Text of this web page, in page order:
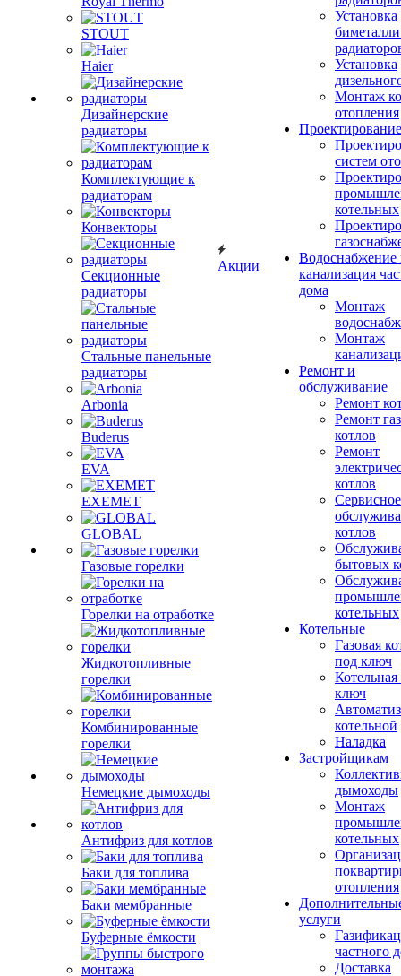
STOUT
Haier
Дизайнерские
радиаторы
Комплектующие к
радиаторам
Конвекторы
Секционные
радиаторы
Стальные панельные
радиаторы
Arbonia
Buderus
EVA
EXEMET
GLOBAL
Газовые горелки
Горелки на отработке
Жидкотопливные
горелки
Комбинированные
горелки
Немецкие дымоходы
Антифриз для котлов
Баки для топлива
Баки мембранные
Буферные ёмкости
Акции
Установка
Установка
Монтаж
отопления
Проектирование
систем
котельных
Водоснабжение
канализация
дома
Монтаж
Монтаж
Ремонт и
обслуживание
Ремонт
Ремонт
котлов
Ремонт
котлов
Сервисное
котлов
бытовых
котельных
Котельные
Газовая
под ключ
ключ
котельной
Наладка
Застройщикам
дымоходы
Монтаж
котельных
отопления
услуги
частного
Доставка